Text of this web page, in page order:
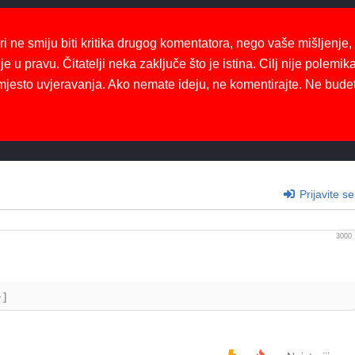
ne smiju biti kritika drugog komentatora, nego vaše mišljenje,
u pravu. Čitatelji neka zaključe što je istina. Cilj nije
uvjeravanja. Ako nemate ideju, ne komentirajte. Ne
Prijavite se
3000